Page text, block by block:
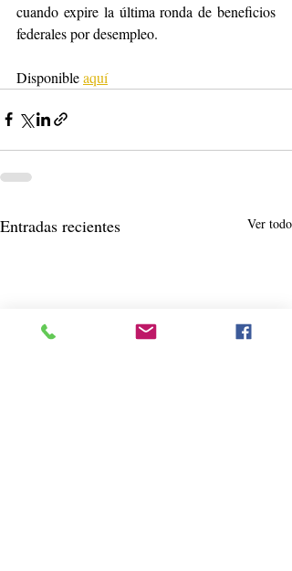
cuando expire la última ronda de beneficios
federales por desempleo.
Disponible aquí
Entradas recientes Ver todo